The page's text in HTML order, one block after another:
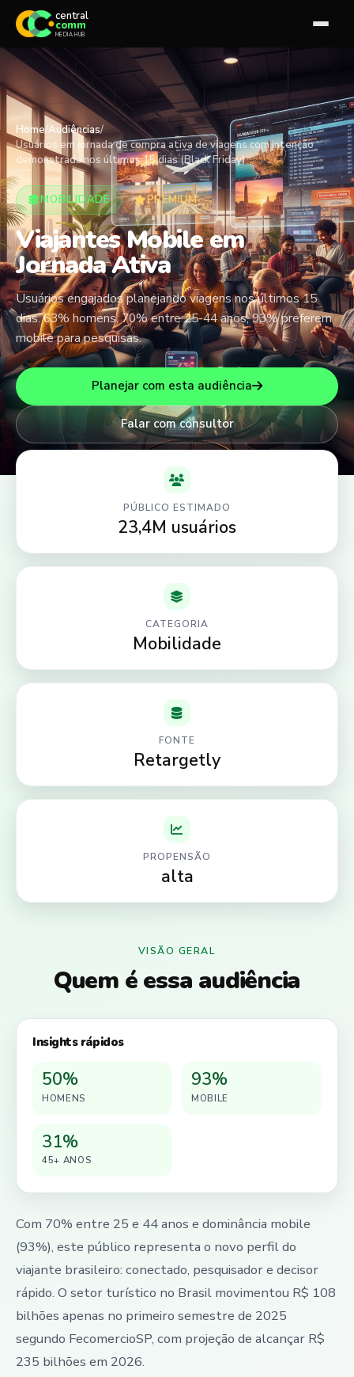
central
comm
MEDIA HUB
Home/Audiências/
Usuários em jornada de compra ativa de viagens com intenção
demonstrada nos últimos 15 dias (Black Friday)
MOBILIDADE PREMIUM
Viajantes Mobile em
Jornada Ativa
Usuários engajados planejando viagens nos últimos 15
dias. 63% homens, 70% entre 25-44 anos, 93% preferem
mobile para pesquisas.
Planejar com esta audiência
Falar com consultor
PÚBLICO ESTIMADO
23,4M usuários
CATEGORIA
Mobilidade
FONTE
Retargetly
PROPENSÃO
alta
VISÃO GERAL
Quem é essa audiência
Insights rápidos
50%
HOMENS
93%
MOBILE
31%
45+ ANOS
Com 70% entre 25 e 44 anos e dominância mobile
(93%), este público representa o novo perfil do
viajante brasileiro: conectado, pesquisador e decisor
rápido. O setor turístico no Brasil movimentou R$ 108
bilhões apenas no primeiro semestre de 2025
segundo FecomercioSP, com projeção de alcançar R$
235 bilhões em 2026.